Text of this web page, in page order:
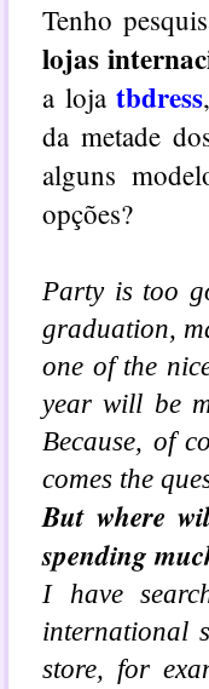
Tenho
lojas
a lojatbdress
da metade
alguns
opções?
Party is too
graduation,
one of the
year will be
Because, of
comes the
But where
spending
I have
international
store, for